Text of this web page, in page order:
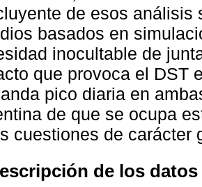
de esos análisis
basados en
inocultable de
que provoca el DST
pico diaria en
de que se ocupa
cuestiones de carácter
de los